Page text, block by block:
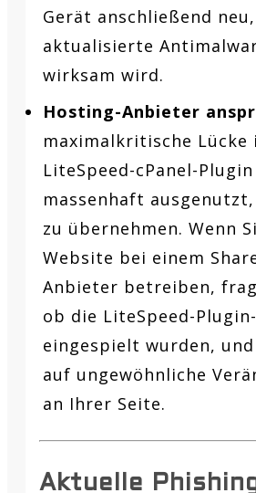
Gerät anschließend
aktualisierte
wirksam wird.
Hosting-Anbieter
maximalkritische Lücke
LiteSpeed-cPanel-
massenhaft
zu übernehmen. Wenn
Website bei einem
Anbieter betreiben,
ob die LiteSpeed-
eingespielt wurden,
auf ungewöhnliche
an Ihrer Seite.
Aktuelle